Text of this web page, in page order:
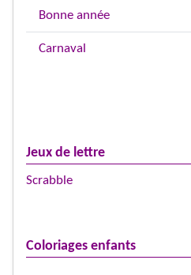
Bonne année
Carnaval
Jeux de lettre
Scrabble
Coloriages enfants